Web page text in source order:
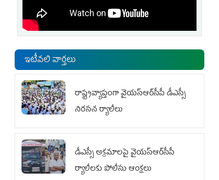
ఇటీవలి వార్తలు
రాష్ట్రవ్యాప్తంగా వైయ‌స్ఆర్‌సీపీ డీఎస్సీ
నిరసన ర్యాలీలు
డీఎస్సీ అక్రమాలపై వైయ‌స్ఆర్‌సీపీ
ర్యాలీలకు పోలీసు ఆంక్షలు